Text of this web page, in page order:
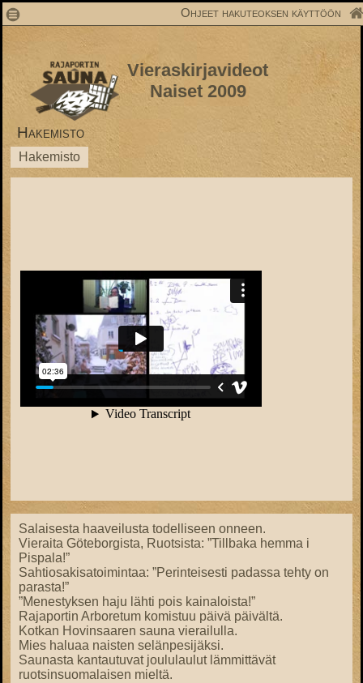
1 Ohjeet hakuteoksen käyttöön
Vieraskirjavideot
Naiset 2009
Hakemisto
Hakemisto
Salaisesta haaveilusta todelliseen onneen.
Vieraita Göteborgista, Ruotsista: ”Tillbaka hemma i
Pispala!”
Sahtiosakisatoimintaa: ”Perinteisesti padassa tehty on
parasta!”
”Menestyksen haju lähti pois kainaloista!”
Rajaportin Arboretum komistuu päivä päivältä.
Kotkan Hovinsaaren sauna vierailulla.
Mies haluaa naisten selänpesijäksi.
Saunasta kantautuvat joululaulut lämmittävät
ruotsinsuomalaisen mieltä.